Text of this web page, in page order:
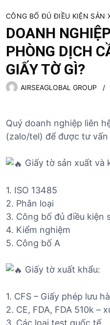
CÔNG BỐ ĐỦ ĐIỀU KIỆN SẢN
DOANH
PHÒNG DỊCH
GIẤY TỜ GÌ?
AIRSEAGLOBAL GROUP
Quý doanh nghiệp liên
(zalo/tel) để được tư
Giấy tờ sản xuất và
1. ISO 13485
2. Phân loại
3. Công bố đủ điều kiện
4. Kiểm nghiệm
5. Công bố A
Giấy tờ xuất khẩu:
1. CFS – Giấy phép lưu
2. CE, FDA, FDA 510k –
3. Các loại test quốc tế